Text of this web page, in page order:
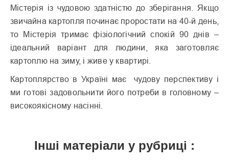
Містерія із чудовою здатністю до зберігання. Якщо
звичайна картопля починає проростати на 40-й день,
то Містерія тримає фізіологічний спокій 90 днів –
ідеальний варіант для людини, яка заготовляє
картоплю на зиму, і живе у квартирі.
Картоплярство в Україні має чудову перспективу і
ми готові задовольнити його потреби в головному –
високоякісному насінні.
Інші матеріали у рубриці :